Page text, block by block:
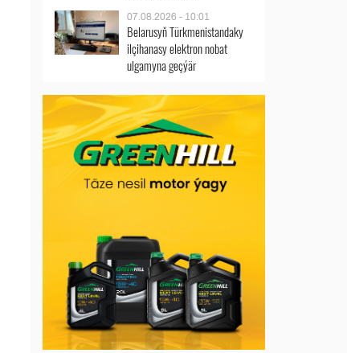
07.08.2026 - 10:01
Belarusyň Türkmenistandaky
ilçihanasy elektron nobat
ulgamyna geçýär